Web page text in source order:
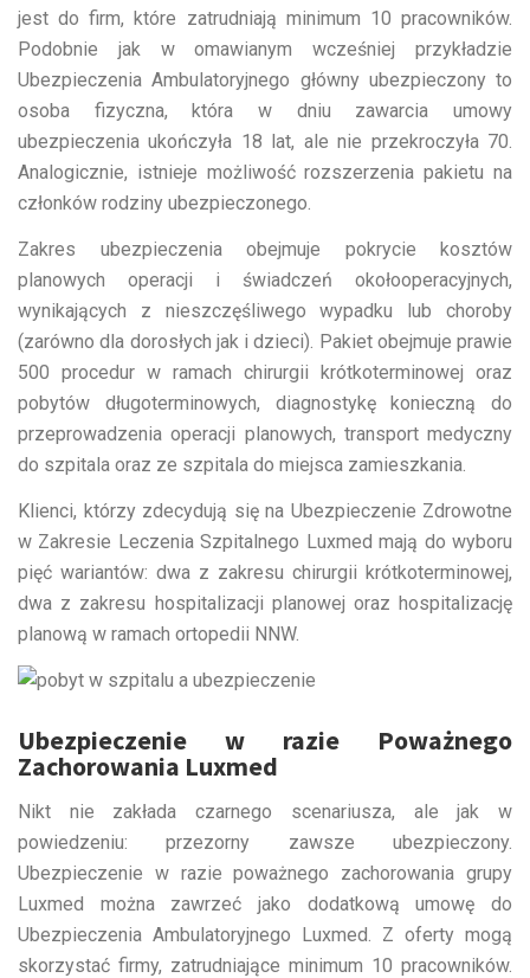
jest do firm, które zatrudniają minimum 10 pracowników.
Podobnie jak w omawianym wcześniej przykładzie
Ubezpieczenia Ambulatoryjnego główny ubezpieczony to
osoba fizyczna, która w dniu zawarcia umowy
ubezpieczenia ukończyła 18 lat, ale nie przekroczyła 70.
Analogicznie, istnieje możliwość rozszerzenia pakietu na
członków rodziny ubezpieczonego.
Zakres ubezpieczenia obejmuje pokrycie kosztów
planowych operacji i świadczeń okołooperacyjnych,
wynikających z nieszczęśliwego wypadku lub choroby
(zarówno dla dorosłych jak i dzieci). Pakiet obejmuje prawie
500 procedur w ramach chirurgii krótkoterminowej oraz
pobytów długoterminowych, diagnostykę konieczną do
przeprowadzenia operacji planowych, transport medyczny
do szpitala oraz ze szpitala do miejsca zamieszkania.
Klienci, którzy zdecydują się na Ubezpieczenie Zdrowotne
w Zakresie Leczenia Szpitalnego Luxmed mają do wyboru
pięć wariantów: dwa z zakresu chirurgii krótkoterminowej,
dwa z zakresu hospitalizacji planowej oraz hospitalizację
planową w ramach ortopedii NNW.
Ubezpieczenie w razie Poważnego
Zachorowania Luxmed
Nikt nie zakłada czarnego scenariusza, ale jak w
powiedzeniu: przezorny zawsze ubezpieczony.
Ubezpieczenie w razie poważnego zachorowania grupy
Luxmed można zawrzeć jako dodatkową umowę do
Ubezpieczenia Ambulatoryjnego Luxmed. Z oferty mogą
skorzystać firmy, zatrudniające minimum 10 pracowników.